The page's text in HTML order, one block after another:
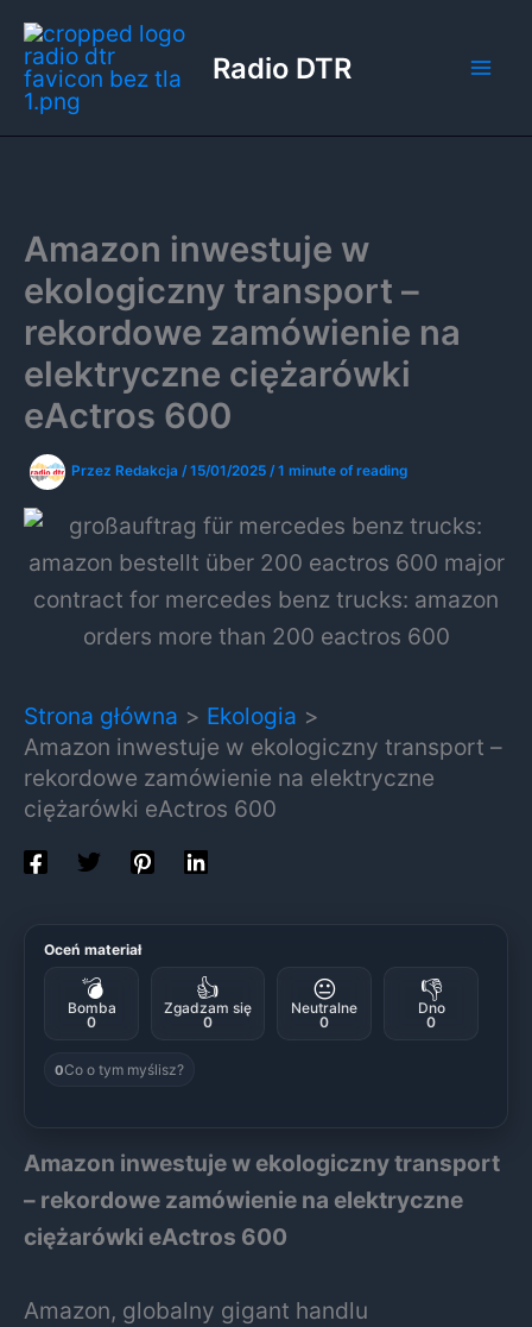
Przejdź
do
treści
Radio DTR
Amazon inwestuje w
ekologiczny transport –
rekordowe zamówienie na
elektryczne ciężarówki
eActros 600
Przez Redakcja /15/01/2025 /1 minute of reading
Strona główna
Ekologia
Amazon inwestuje w ekologiczny transport –
rekordowe zamówienie na elektryczne
ciężarówki eActros 600
Oceń materiał
💣
Bomba
0
👍
Zgadzam się
0
😐
Neutralne
0
👎
Dno
0
0Co o tym myślisz?
Amazon inwestuje w ekologiczny transport
– rekordowe zamówienie na elektryczne
ciężarówki eActros 600
Amazon, globalny gigant handlu